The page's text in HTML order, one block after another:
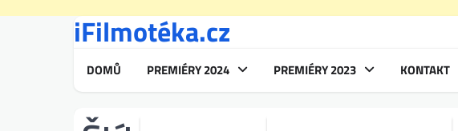
iFilmotéka.cz
DOMŮ PREMIÉRY 2024 PREMIÉRY 2023 KONTAKT